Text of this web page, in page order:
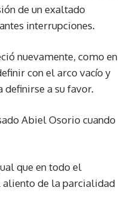
de un exaltado
interrupciones.
nuevamente, como en
con el arco vacío y
definirse a su favor.
Abiel Osorio cuando
que en todo el
aliento de la parcialidad